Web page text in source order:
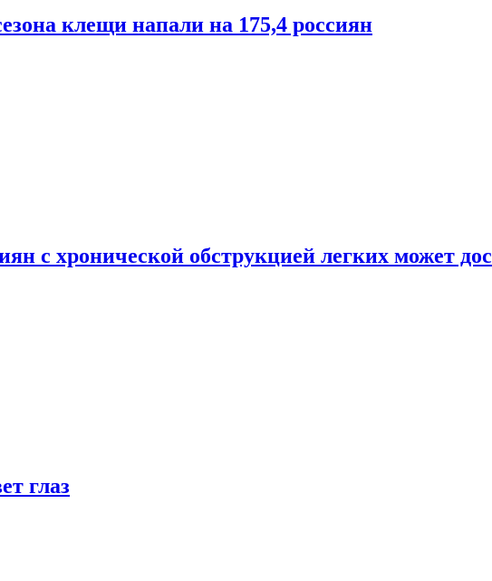
клещи напали на 175,4 россиян
с хронической обструкцией легких может
глаз